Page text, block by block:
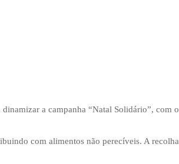
a campanha “Natal Solidário”, com o
com alimentos não perecíveis. A recolha